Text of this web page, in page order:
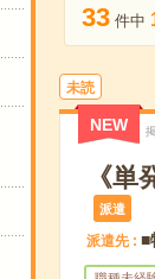
33 件中
未読
NEW
《
派遣
派遣先 ■